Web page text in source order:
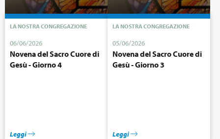
LA NOSTRA CONGREGAZIONE
06/06/2026
Novena del Sacro Cuore di
Gesù - Giorno 4
Leggi
LA NOSTRA CONGREGAZIONE
05/06/2026
Novena del Sacro Cuore di
Gesù - Giorno 3
Leggi